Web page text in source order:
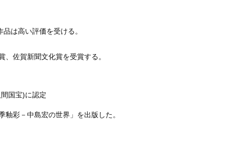
高い評価を受ける。
佐賀新聞文化賞を受賞する。
国宝)に認定
彩－中島宏の世界」を出版した。